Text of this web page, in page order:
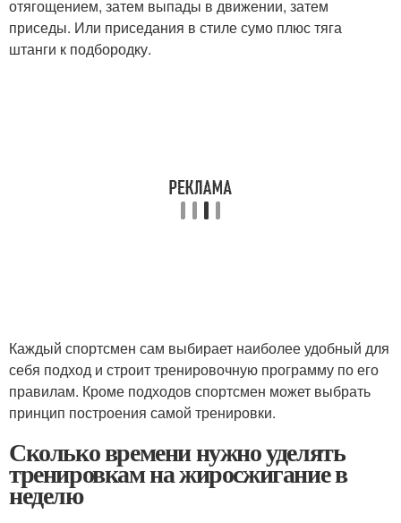
отягощением, затем выпады в движении, затем
приседы. Или приседания в стиле сумо плюс тяга
штанги к подбородку.
Каждый спортсмен сам выбирает наиболее удобный для
себя подход и строит тренировочную программу по его
правилам. Кроме подходов спортсмен может выбрать
принцип построения самой тренировки.
Сколько времени нужно уделять
тренировкам на жиросжигание в
неделю